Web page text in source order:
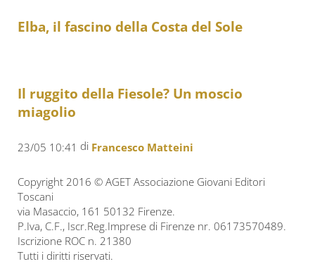
Elba, il fascino della Costa del Sole
Il ruggito della Fiesole? Un moscio
miagolio
23/05 10:41 di Francesco Matteini
Copyright 2016 © AGET Associazione Giovani Editori
Toscani
via Masaccio, 161 50132 Firenze.
P.Iva, C.F., Iscr.Reg.Imprese di Firenze nr. 06173570489.
Iscrizione ROC n. 21380
Tutti i diritti riservati.